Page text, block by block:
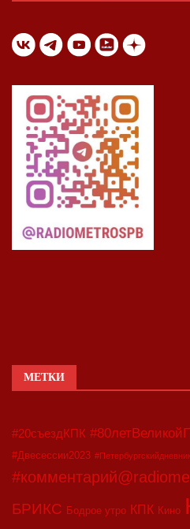
МЕТКИ
#20съездКПК
#Двесессии2023
БРИКС Бодрое утро КПК Кино